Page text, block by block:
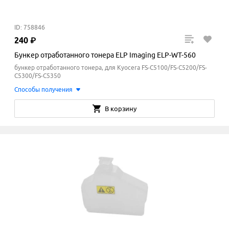
ID: 758846
240 ₽
Бункер отработанного тонера ELP Imaging ELP-WT-560
бункер отработанного тонера, для Kyocera FS-C5100/FS-C5200/FS-
C5300/FS-C5350
Способы получения
В корзину